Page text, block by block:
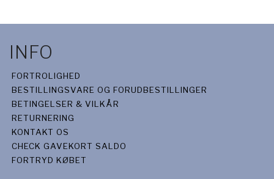
INFO
FORTROLIGHED
BESTILLINGSVARE OG FORUDBESTILLINGER
BETINGELSER & VILKÅR
RETURNERING
KONTAKT OS
CHECK GAVEKORT SALDO
FORTRYD KØBET